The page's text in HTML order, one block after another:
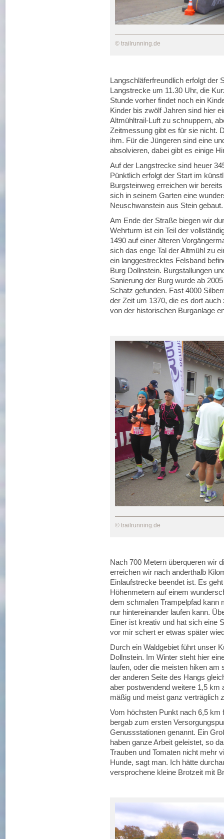
© trailrunning.de
Langschläferfreundlich erfolgt der
Langstrecke um 11.30 Uhr, die
Stunde vorher findet noch ein
Kinder bis zwölf Jahren sind hier
Altmühltrail-Luft zu schnuppern,
Zeitmessung gibt es für sie nicht.
ihm. Für die Jüngeren sind eine
absolvieren, dabei gibt es einige
Auf der Langstrecke sind heuer
Pünktlich erfolgt der Start im
Burgsteinweg erreichen wir
sich in seinem Garten eine
Neuschwanstein aus Stein gebaut.
Am Ende der Straße biegen wir
Wehrturm ist ein Teil der
1490 auf einer älteren
sich das enge Tal der Altmühl zu
ein langgestrecktes Felsband
Burg Dollnstein. Burgstallungen
Sanierung der Burg wurde ab
Schatz gefunden. Fast 4000
der Zeit um 1370, die es dort
von der historischen Burganlage
© trailrunning.de
Nach 700 Metern überqueren wir
erreichen wir nach anderthalb
Einlaufstrecke beendet ist. Es
Höhenmetern auf einem
dem schmalen Trampelpfad kann
nur hintereinander laufen kann.
Einer ist kreativ und hat sich eine
vor mir schert er etwas später
Durch ein Waldgebiet führt unser
Dollnstein. Im Winter steht hier
laufen, oder die meisten hiken am
der anderen Seite des Hangs
aber postwendend weitere 1,5 km
mäßig und meist ganz verträglich
Vom höchsten Punkt nach 6,5
bergab zum ersten
Genussstationen genannt. Ein
haben ganze Arbeit geleistet, so
Trauben und Tomaten nicht mehr
Hunde, sagt man. Ich hätte
versprochene kleine Brotzeit mit